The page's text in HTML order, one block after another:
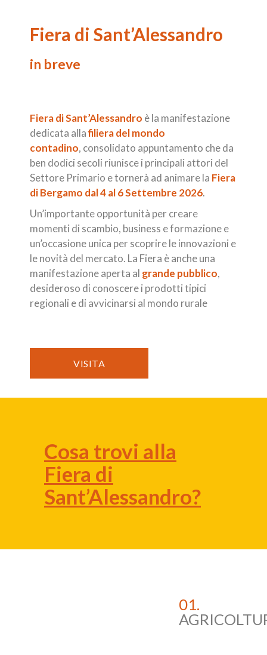
Fiera di Sant’Alessandro
in breve
Fiera di Sant’Alessandro è la manifestazione
dedicata allafiliera del mondo
contadino, consolidato appuntamento che da
ben dodici secoli riunisce i principali attori del
Settore Primario e tornerà ad animare la Fiera
di Bergamo dal 4 al 6 Settembre 2026.
Un’importante opportunità per creare
momenti di scambio, business e formazione e
un’occasione unica per scoprire le innovazioni e
le novità del mercato. La Fiera è anche una
manifestazione aperta al grande pubblico,
desideroso di conoscere i prodotti tipici
regionali e di avvicinarsi al mondo rurale
VISITA
Cosa trovi alla
Fiera di
Sant’Alessandro?
01.